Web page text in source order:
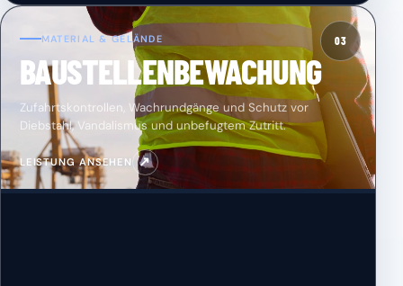
03
MATERIAL & GELÄNDE
BAUSTELLENBEWACHUNG
Zufahrtskontrollen, Wachrundgänge und Schutz vor
Diebstahl, Vandalismus und unbefugtem Zutritt.
LEISTUNG ANSEHEN ↗